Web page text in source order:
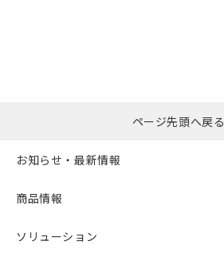
ページ先頭へ戻る
お知らせ・最新情報
商品情報
ソリューション